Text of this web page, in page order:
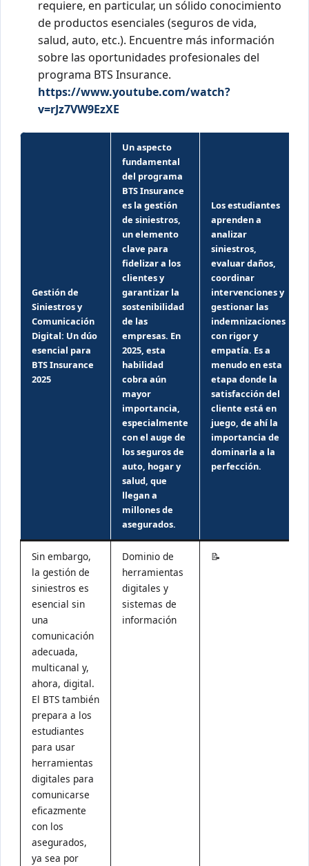
requiere, en particular, un sólido conocimiento
de productos esenciales (seguros de vida,
salud, auto, etc.). Encuentre más información
sobre las oportunidades profesionales del
programa BTS Insurance.
https://www.youtube.com/watch?
v=rJz7VW9EzXE
Gestión de
Siniestros y
Comunicación
Digital: Un dúo
esencial para
BTS Insurance
2025
Un aspecto
fundamental
del programa
BTS Insurance
es la gestión
de siniestros,
un elemento
clave para
fidelizar a los
clientes y
garantizar la
sostenibilidad
de las
empresas. En
2025, esta
habilidad
cobra aún
mayor
importancia,
especialmente
con el auge de
los seguros de
auto, hogar y
salud, que
llegan a
millones de
asegurados.
Los estudiantes
aprenden a
analizar
siniestros,
evaluar daños,
coordinar
intervenciones y
gestionar las
indemnizaciones
con rigor y
empatía. Es a
menudo en esta
etapa donde la
satisfacción del
cliente está en
juego, de ahí la
importancia de
dominarla a la
perfección.
Sin embargo,
la gestión de
siniestros es
esencial sin
una
comunicación
adecuada,
multicanal y,
ahora, digital.
El BTS también
prepara a los
estudiantes
para usar
herramientas
digitales para
comunicarse
eficazmente
con los
asegurados,
ya sea por
Dominio de
herramientas
digitales y
sistemas de
información
📝